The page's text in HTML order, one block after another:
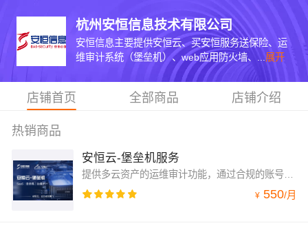
杭州安恒信息技术有限公司
安恒信息主要提供安恒云、买安恒服务送保险、运
维审计系统（堡垒机）、web应用防火墙、... 展开
店铺首页 全部商品 店铺介绍
热销商品
安恒云-堡垒机服务
提供多云资产的运维审计功能，通过合规的账号管理体系、严格的认证机制、完善的授权模型、精准的运维审计等功能，实现对IT运维过程进行全面监管，做到有效的事前预防、事中监管及事后审计，满足用户的安全管理需求。
¥ 550/月